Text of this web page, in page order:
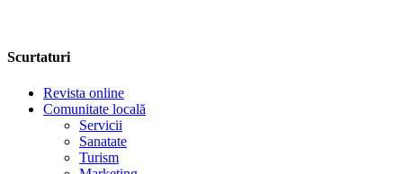
Scurtaturi
Revista online
Comunitate locală
Servicii
Sanatate
Turism